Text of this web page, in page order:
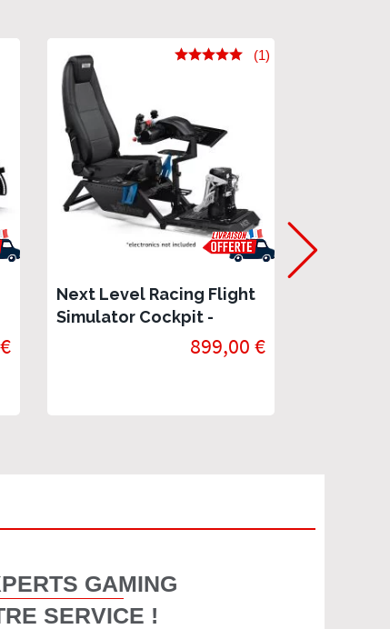
Next Level Racing Flight
Simulator Cockpit -
(1)
899,00 €
GAMING
SERVICE !